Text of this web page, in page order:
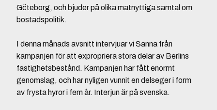
Göteborg, och bjuder på olika matnyttiga samtal om
bostadspolitik.
I denna månads avsnitt intervjuar vi Sanna från
kampanjen för att expropriera stora delar av Berlins
fastighetsbestånd. Kampanjen har fått enormt
genomslag, och har nyligen vunnit en delseger i form
av frysta hyror i fem år. Interjun är på svenska.